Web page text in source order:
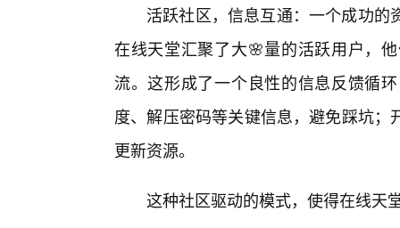
活跃社区，信息互通：一个成功
在线天堂汇聚了大🌸量的活跃用户，
流。这形成了一个良性的信息反馈循
度、解压密码等关键信息，避免踩坑
更新资源。
这种社区驱动的模式，使得在线天